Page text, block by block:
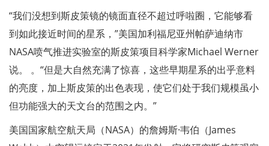
“我们没想到斯皮策镜的镜面直径不超过呼啦圈，它能够看
到如此接近时间的星系，”美国加利福尼亚州帕萨迪纳市
NASA喷气推进实验室的斯皮策项目科学家Michael Werner
说。 。“但是大自然充满了惊喜，这些早期星系的出乎意料
的亮度，加上斯皮策的出色表现，使它们处于我们规模虽小
但功能强大的天文台的范围之内。”
美国国家航空航天局（NASA）的詹姆斯·韦伯（James